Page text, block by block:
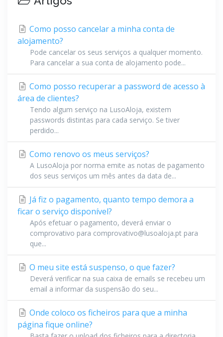
Como posso cancelar a minha conta de
alojamento?
Pode cancelar os seus serviços a qualquer momento.
Para cancelar a sua conta de alojamento pode...
Como posso recuperar a password de acesso à
área de clientes?
Tendo algum serviço na LusoAloja, existem
passwords distintas para cada serviço. Se tiver
perdido...
Como renovo os meus serviços?
A LusoAloja por norma emite as notas de pagamento
dos seus serviços um mês antes da data de...
Já fiz o pagamento, quanto tempo demora a
ficar o serviço disponível?
Após efetuar o pagamento, deverá enviar o
comprovativo para comprovativo@lusoaloja.pt para
que...
O meu site está suspenso, o que fazer?
Deverá verificar na sua caixa de emails se recebeu um
email a informar da suspensão do seu...
Onde coloco os ficheiros para que a minha
página fique online?